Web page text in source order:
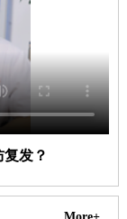
发？